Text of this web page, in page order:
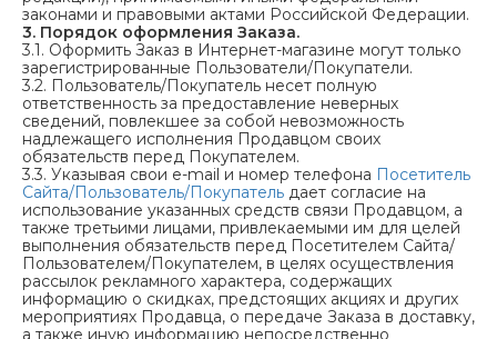
законами и правовыми актами Российской Федерации.
3. Порядок оформления Заказа.
3.1. Оформить Заказ в Интернет-магазине могут только
зарегистрированные Пользователи/Покупатели.
3.2. Пользователь/Покупатель несет полную
ответственность за предоставление неверных
сведений, повлекшее за собой невозможность
надлежащего исполнения Продавцом своих
обязательств перед Покупателем.
3.3. Указывая свои e-mail и номер телефона Посетитель
Сайта/Пользователь/Покупатель дает согласие на
использование указанных средств связи Продавцом, а
также третьими лицами, привлекаемыми им для целей
выполнения обязательств перед Посетителем Сайта/
Пользователем/Покупателем, в целях осуществления
рассылок рекламного характера, содержащих
информацию о скидках, предстоящих акциях и других
мероприятиях Продавца, о передаче Заказа в доставку,
а также иную информацию непосредственно